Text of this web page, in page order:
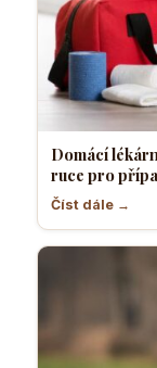
Domácí
ruce pro
Číst dále →